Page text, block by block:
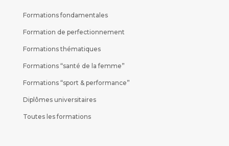
Formations fondamentales
Formation de perfectionnement
Formations thématiques
Formations “santé de la femme”
Formations “sport & performance”
Diplômes universitaires
Toutes les formations